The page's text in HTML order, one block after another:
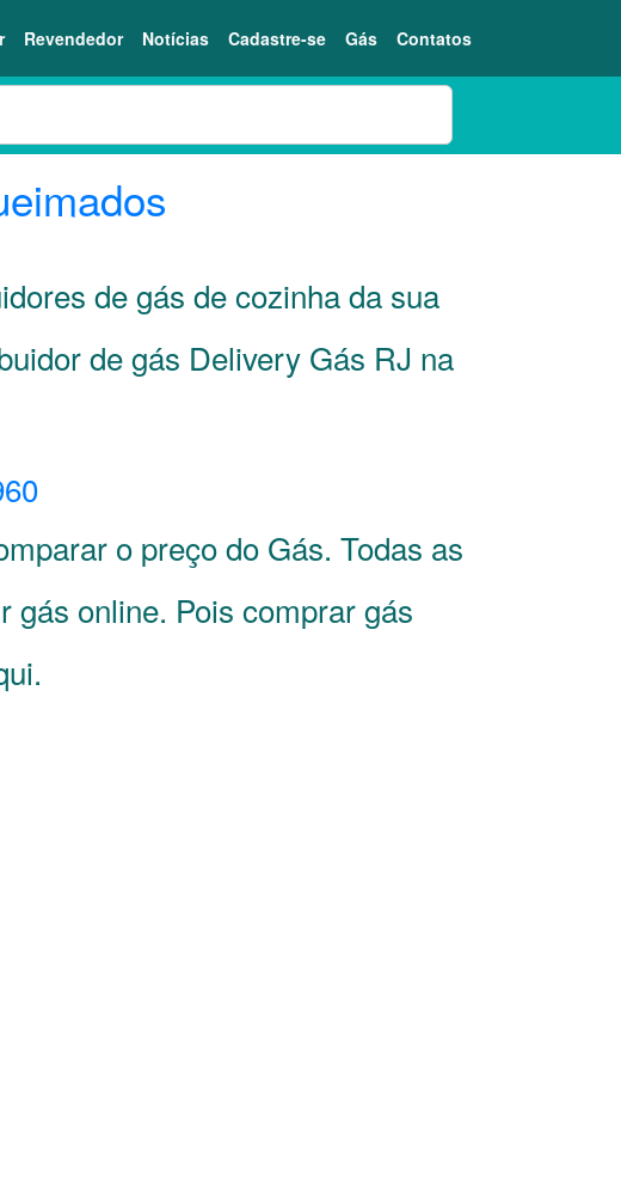
Revendedor Notícias Cadastre-se Gás Contatos
de gás de cozinha da sua
de gás Delivery Gás RJ na
o preço do Gás. Todas as
online. Pois comprar gás